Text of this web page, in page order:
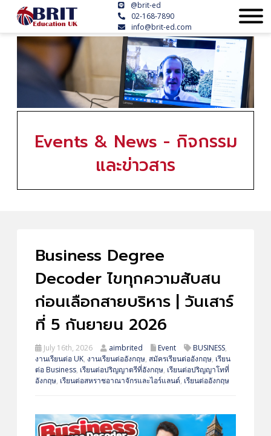
@brit-ed
02-168-7890
info@brit-ed.com
Events & News - กิจกรรม
และข่าวสาร
Business Degree
Decoder ไขทุกความสับสน
ก่อนเลือกสายบริหาร | วันเสาร์
ที่ 5 กันยายน 2026
July 16th, 2026 aimbrited Event BUSINESS,
งานเรียนต่อ UK, งานเรียนต่ออังกฤษ, สมัครเรียนต่ออังกฤษ, เรียน
ต่อ Business, เรียนต่อปริญญาตรีที่อังกฤษ, เรียนต่อปริญญาโทที่
อังกฤษ, เรียนต่อสหราชอาณาจักรและไอร์แลนด์, เรียนต่ออังกฤษ